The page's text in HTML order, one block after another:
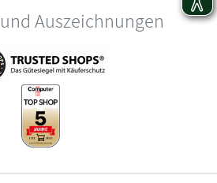
Auszeichnungen